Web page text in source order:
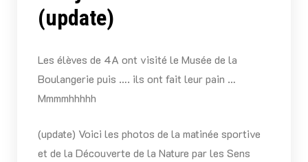
(update)
Les élèves de 4A ont visité le Musée de la
Boulangerie puis …. ils ont fait leur pain …
Mmmmhhhhh
(update) Voici les photos de la matinée sportive
et de la Découverte de la Nature par les Sens